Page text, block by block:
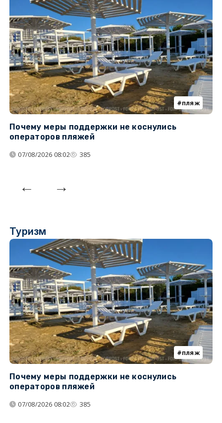
пляж
Почему меры поддержки не коснулись
операторов пляжей
07/08/2026 08:02 385
Туризм
пляж
Почему меры поддержки не коснулись
операторов пляжей
07/08/2026 08:02 385